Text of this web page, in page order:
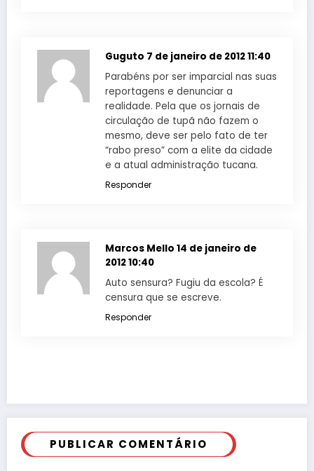
Guguto 7 de janeiro de 2012 11:40
Parabéns por ser imparcial nas suas
reportagens e denunciar a
realidade. Pela que os jornais de
circulação de tupã não fazem o
mesmo, deve ser pelo fato de ter
“rabo preso” com a elite da cidade
e a atual administração tucana.
Responder
Marcos Mello 14 de janeiro de
2012 10:40
Auto sensura? Fugiu da escola? É
censura que se escreve.
Responder
PUBLICAR COMENTÁRIO